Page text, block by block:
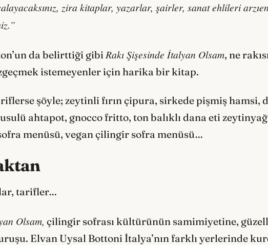
zira kitaplar, yazarlar, şairler, sanat ehlileri
da belirttiği gibi Rakı Şişesinde İtalyan Olsam, ne
istemeyenler için harika bir kitap.
şöyle; zeytinli fırın çipura, sirkede pişmiş hamsi,
ahtapot, gnocco fritto, ton balıklı dana eti
menüsü, vegan çilingir sofra menüsü…
tarifler…
Olsam, çilingir sofrası kültürünün samimiyetine,
Elvan Uysal Bottoni İtalya’nın farklı yerlerinde